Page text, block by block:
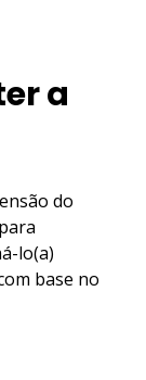
a
do
lo(a)
base no